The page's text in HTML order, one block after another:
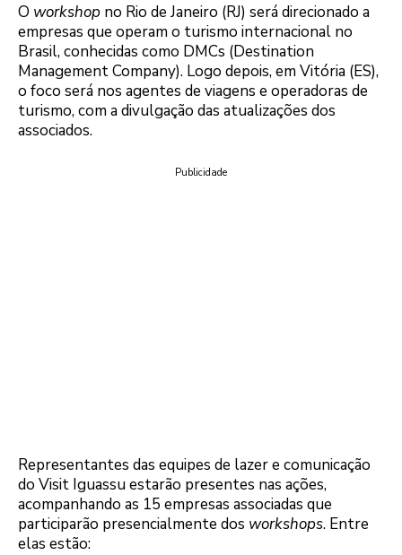
O workshop no Rio de Janeiro (RJ) será direcionado a
empresas que operam o turismo internacional no
Brasil, conhecidas como DMCs (Destination
Management Company). Logo depois, em Vitória (ES),
o foco será nos agentes de viagens e operadoras de
turismo, com a divulgação das atualizações dos
associados.
Publicidade
Representantes das equipes de lazer e comunicação
do Visit Iguassu estarão presentes nas ações,
acompanhando as 15 empresas associadas que
participarão presencialmente dos workshops. Entre
elas estão: